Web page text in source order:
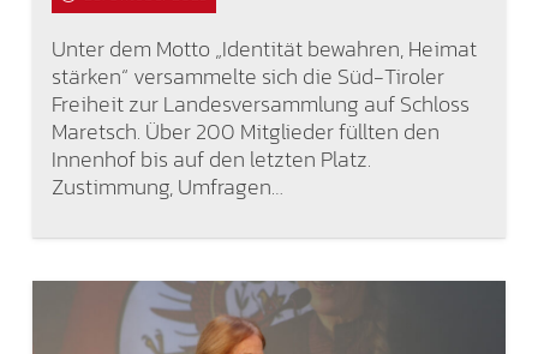
Unter dem Motto „Identität bewahren, Heimat
stärken“ versammelte sich die Süd-Tiroler
Freiheit zur Landesversammlung auf Schloss
Maretsch. Über 200 Mitglieder füllten den
Innenhof bis auf den letzten Platz.
Zustimmung, Umfragen…